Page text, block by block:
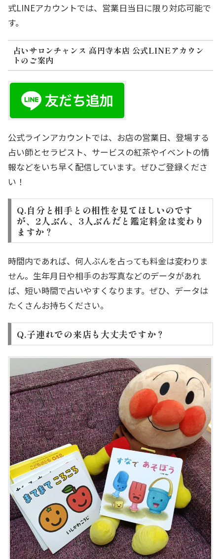
式LINEアカウントでは、営業日当日に限り対応可能で
す。
占いサロンチャンス 高円寺本店 公式LINEアカウン
トのご案内
公式ラインアカウントでは、お店の営業日、登場する
占い師とセラピスト、サービスの紅茶やイベントの情
報などをいち早く配信しています。ぜひご登録くださ
い！
Q.自分と相手との相性を見てほしいのです
が、2人ぶん、3人ぶんだと鑑定料金は変わり
ますか？
時間内であれば、何人ぶんを占っても料金は変わりま
せん。生年月日や相手のお写真などのデータがあれ
ば、短い時間で占いやすくなります。ぜひ、データは
たくさんお持ちください。
Q.子連れでの来店も大丈夫ですか？